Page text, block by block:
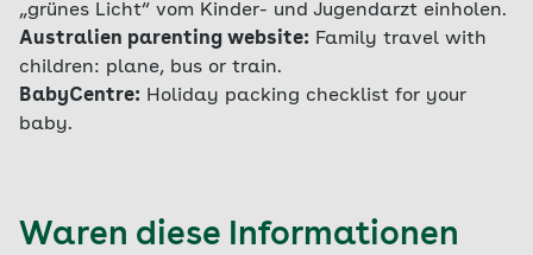
„grünes Licht“ vom Kinder- und Jugendarzt einholen.
Australien parenting website: Family travel with
children: plane, bus or train.
BabyCentre: Holiday packing checklist for your
baby.
Waren diese Informationen